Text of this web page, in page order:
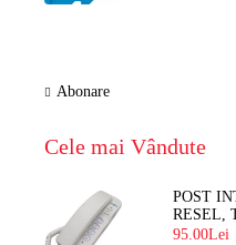
Abonare
Cele mai Vândute
POST
RESEL,
BLOC
95.00Lei